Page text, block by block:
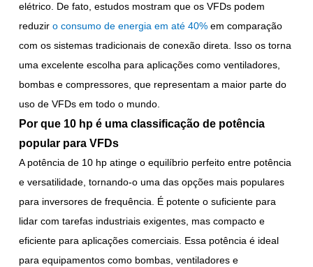
elétrico. De fato, estudos mostram que os VFDs podem
reduzir o consumo de energia em até 40% em comparação
com os sistemas tradicionais de conexão direta. Isso os torna
uma excelente escolha para aplicações como ventiladores,
bombas e compressores, que representam a maior parte do
uso de VFDs em todo o mundo.
Por que 10 hp é uma classificação de potência
popular para VFDs
A potência de 10 hp atinge o equilíbrio perfeito entre potência
e versatilidade, tornando-o uma das opções mais populares
para inversores de frequência. É potente o suficiente para
lidar com tarefas industriais exigentes, mas compacto e
eficiente para aplicações comerciais. Essa potência é ideal
para equipamentos como bombas, ventiladores e